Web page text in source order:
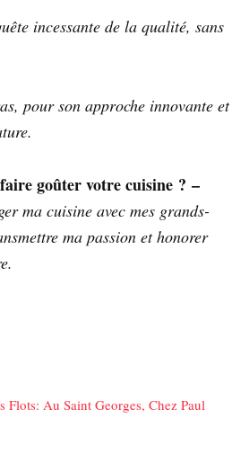
incessante de la qualité, sans
pour son approche innovante et
goûter votre cuisine ? –
ma cuisine avec mes grands-
ma passion et honorer
Flots: Au Saint Georges, Chez Paul